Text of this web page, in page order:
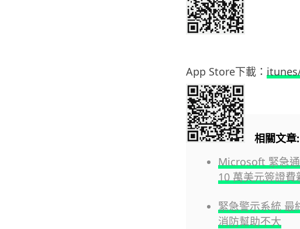
App Store下載：
相關文章:
Microsoft 緊急
10 萬美元簽證費
緊急警示系統 最
消防幫助不大